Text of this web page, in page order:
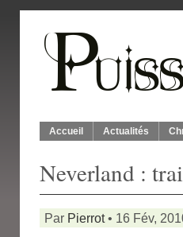
Accueil Actualités
Neverland :
Par Pierrot• 16 Fév,